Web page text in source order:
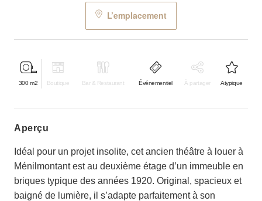
L’emplacement
300 m2 Boutique Bar & Restaurant Événementiel À partager Atypique
aperçu
Idéal pour un projet insolite, cet ancien théâtre à louer à
Ménilmontant est au deuxième étage d’un immeuble en
briques typique des années 1920. Original, spacieux et
baigné de lumière, il s’adapte parfaitement à son